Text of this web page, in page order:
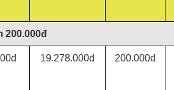
200.000đ
19.278.000đ 200.000đ